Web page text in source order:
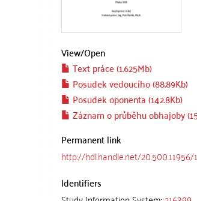
View/Open
Text práce (1.625Mb)
Posudek vedoucího (88.89Kb)
Posudek oponenta (142.8Kb)
Záznam o průběhu obhajoby
Permanent link
http://hdl.handle.net/20.500.11956/
Identifiers